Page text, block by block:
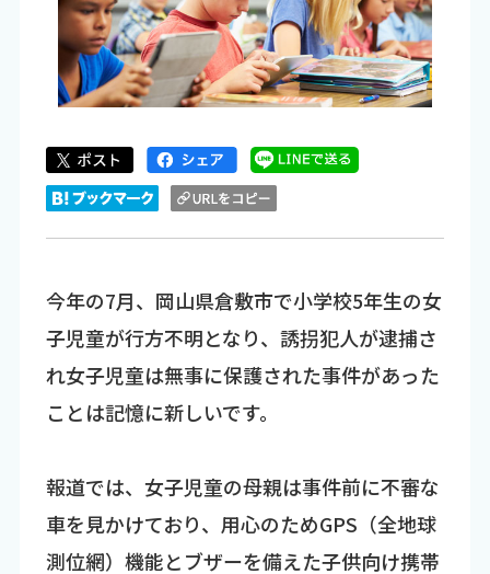
今年の7月、岡山県倉敷市で小学校5年生の女
子児童が行方不明となり、誘拐犯人が逮捕さ
れ女子児童は無事に保護された事件があった
ことは記憶に新しいです。
報道では、女子児童の母親は事件前に不審な
車を見かけており、用心のためGPS（全地球
測位網）機能とブザーを備えた子供向け携帯